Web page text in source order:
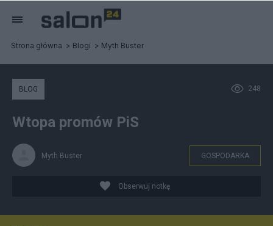
Strona główna Blogi Myth Buster
248
BLOG
Wtopa promów PiS
Myth Buster GOSPODARKA
Obserwuj notkę